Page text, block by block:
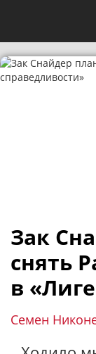
Зак
снять
в
Семен